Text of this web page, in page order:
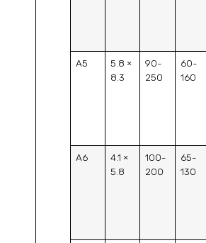
A5
5.8 ×
8.3
90-
250
60-
160
A6
4.1 ×
5.8
100-
200
65-
130